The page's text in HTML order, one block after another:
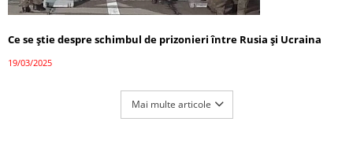
Ce se știe despre schimbul de prizonieri între Rusia și Ucraina
19/03/2025
Mai multe articole